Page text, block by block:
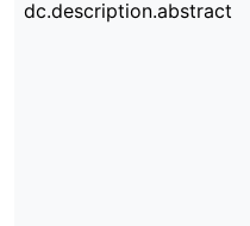
dc.description.abstract